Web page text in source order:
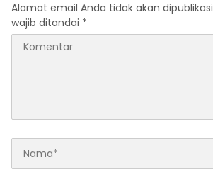
Alamat email Anda tidak akan
wajib ditandai *